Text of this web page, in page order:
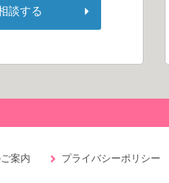
談する
案内 プライバシーポリシー